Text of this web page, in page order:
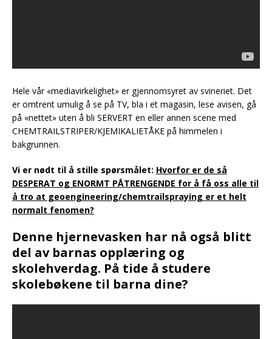
http://www.imdb.com/title/tt1414863/
Hele vår «mediavirkelighet» er gjennomsyret av svineriet. Det
er omtrent umulig å se på TV, bla i et magasin, lese avisen, gå
på «nettet» uten å bli SERVERT en eller annen scene med
CHEMTRAILSTRIPER/KJEMIKALIETÅKE på himmelen i
bakgrunnen.
Vi er nødt til å stille spørsmålet: Hvorfor er de så
DESPERAT og ENORMT PÅTRENGENDE for å få oss alle til
å tro at geoengineering/chemtrailspraying er et helt
normalt fenomen?
Denne hjernevasken har nå også blitt
del av barnas opplæring og
skolehverdag. På tide å studere
skolebøkene til barna dine?